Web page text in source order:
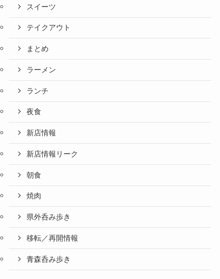
スイーツ
テイクアウト
まとめ
ラーメン
ランチ
夜食
新店情報
新店情報リーク
朝食
焼肉
県外呑み歩き
移転／再開情報
青森呑み歩き